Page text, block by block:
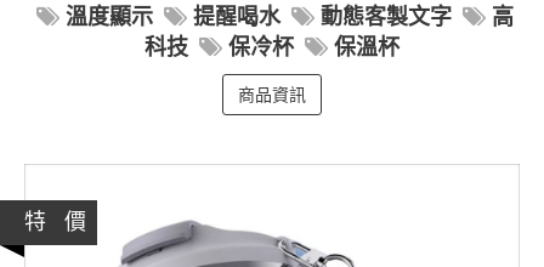
溫度顯示 提醒喝水 動態客製文字
高
科技
保冷杯 保溫杯
商品資訊
特 價